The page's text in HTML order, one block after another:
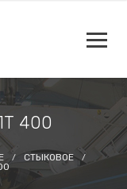
400
СТЫКОВОЕ